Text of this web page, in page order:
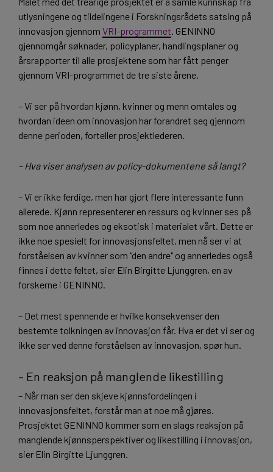
utlysningene og tildelingene i Forskningsrådets satsing på
innovasjon gjennom VRI-programmet. GENINNO
gjennomgår søknader, policyplaner, handlingsplaner og
årsrapporter til alle prosjektene som har fått penger
gjennom VRI-programmet de tre siste årene.
– Vi ser på hvordan kjønn, kvinner og menn omtales og
hvordan ideen om innovasjon har forandret seg gjennom
denne perioden, forteller prosjektlederen.
– Hva viser analysen av policy-dokumentene så langt?
– Vi er ikke ferdige, men har gjort flere interessante funn
allerede. Kjønn representerer en ressurs og kvinner ses på
som noe annerledes og eksotisk i materialet vårt. Dette er
ikke noe spesielt for innovasjonsfeltet, men nå ser vi at
forståelsen av kvinner som "den andre" og annerledes også
finnes i dette feltet, sier Elin Birgitte Ljunggren, en av
forskerne i GENINNO.
– Det mest spennende er hvilke konsekvenser den
bestemte tolkningen av innovasjon får. Hva er det vi ser og
ikke ser ved denne forståelsen av innovasjon, spør hun.
– En reaksjon på manglende likestilling
– Når man ser den skjeve kjønnsfordelingen i
innovasjonsfeltet, forstår man at noe må gjøres.
Prosjektet GENINNO kommer som en slags reaksjon på
manglende kjønnsperspektiver og likestilling i innovasjon,
sier Elin Birgitte Ljunggren.